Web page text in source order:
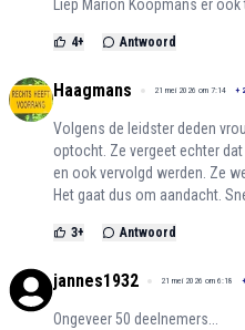
Liep Marion Koopmans er ook
4+ Antwoord
Haagmans 21 mei 2026 om 7:14 +
Volgens de leidster deden
optocht. Ze vergeet echter
en ook vervolgd werden. Ze
Het gaat dus om aandacht.
3+ Antwoord
jannes1932 21 mei 2026 om 6:18 +
Ongeveer 50 deelnemers...